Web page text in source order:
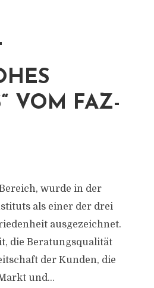
VOM FAZ-
wurde in der
als einer der drei
ausgezeichnet.
die Beratungsqualität
der Kunden, die
und...